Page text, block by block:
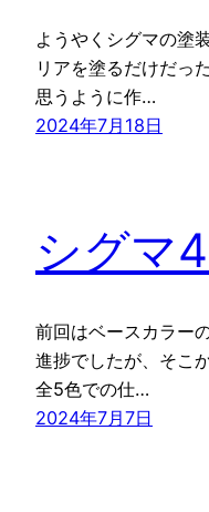
ようやくシグマの塗
リアを塗るだけだっ
思うように作…
2024年7月18日
シグマ
前回はベースカラー
進捗でしたが、そこ
全5色での仕…
2024年7月7日